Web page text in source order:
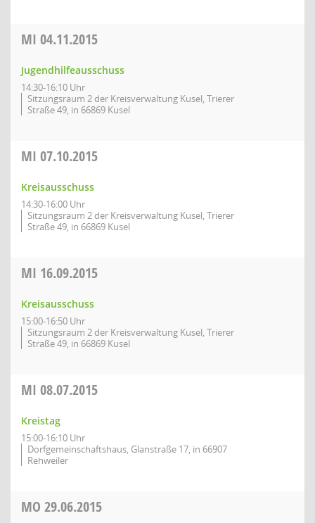
MI 04.11.2015
Jugendhilfeausschuss
14:30-16:10 Uhr
Sitzungsraum 2 der Kreisverwaltung Kusel, Trierer
Straße 49, in 66869 Kusel
MI 07.10.2015
Kreisausschuss
14:30-16:00 Uhr
Sitzungsraum 2 der Kreisverwaltung Kusel, Trierer
Straße 49, in 66869 Kusel
MI 16.09.2015
Kreisausschuss
15:00-16:50 Uhr
Sitzungsraum 2 der Kreisverwaltung Kusel, Trierer
Straße 49, in 66869 Kusel
MI 08.07.2015
Kreistag
15:00-16:10 Uhr
Dorfgemeinschaftshaus, Glanstraße 17, in 66907
Rehweiler
MO 29.06.2015